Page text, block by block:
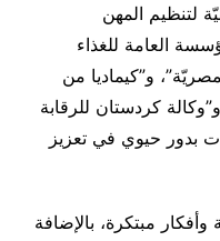
لتنظيم المهن
العامة للغذاء
و”كيماديا من
كردستان للرقابة
بدور حيوي في تعزيز
مبتكرة، بالإضافة